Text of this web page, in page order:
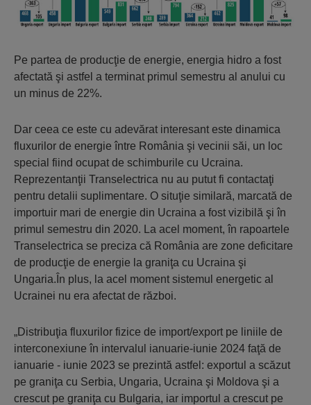
Pe partea de producţie de energie, energia hidro a fost
afectată şi astfel a terminat primul semestru al anului cu
un minus de 22%.
Dar ceea ce este cu adevărat interesant este dinamica
fluxurilor de energie între România şi vecinii săi, un loc
special fiind ocupat de schimburile cu Ucraina.
Reprezentanţii Transelectrica nu au putut fi contactaţi
pentru detalii suplimentare. O situţie similară, marcată de
importuir mari de energie din Ucraina a fost vizibilă şi în
primul semestru din 2020. La acel moment, în rapoartele
Transelectrica se preciza că România are zone deficitare
de producţie de energie la graniţa cu Ucraina şi
Ungaria.În plus, la acel moment sistemul energetic al
Ucrainei nu era afectat de război.
„Distribuţia fluxurilor fizice de import/export pe liniile de
interconexiune în intervalul ianuarie-iunie 2024 faţă de
ianuarie - iunie 2023 se prezintă astfel: exportul a scăzut
pe graniţa cu Serbia, Ungaria, Ucraina şi Moldova şi a
crescut pe graniţa cu Bulgaria, iar importul a crescut pe